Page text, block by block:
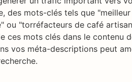
des mots-clés tels que
ou "torréfacteurs de café
ces mots clés dans le contenu
vos méta-descriptions peut